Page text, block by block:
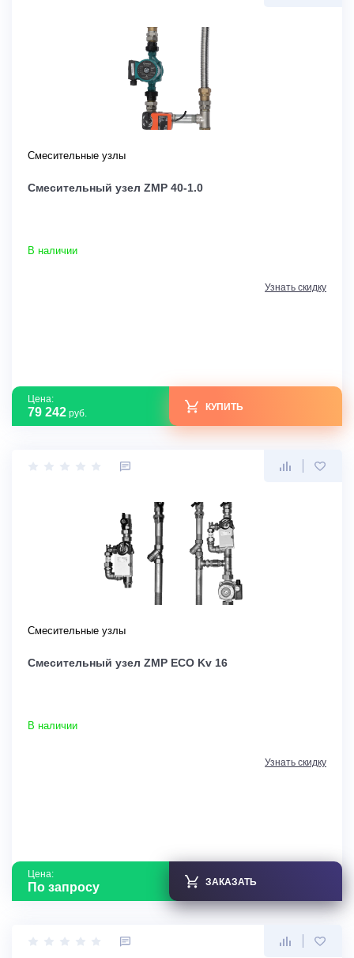
Смесительные узлы
Смесительный узел ZMP 40-1.0
В наличии
Узнать скидку
Цена:
79 242 руб.
КУПИТЬ
Смесительные узлы
Смесительный узел ZMP ECO Kv 16
В наличии
Узнать скидку
Цена:
По запросу ЗАКАЗАТЬ